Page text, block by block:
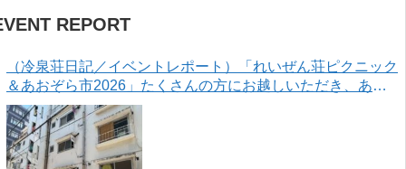
REPORT
（冷泉荘日記／イベントレポート）「れいぜん荘ピクニック
＆あおぞら市2026」たくさんの方にお越しいただき、あり
がとうございました！